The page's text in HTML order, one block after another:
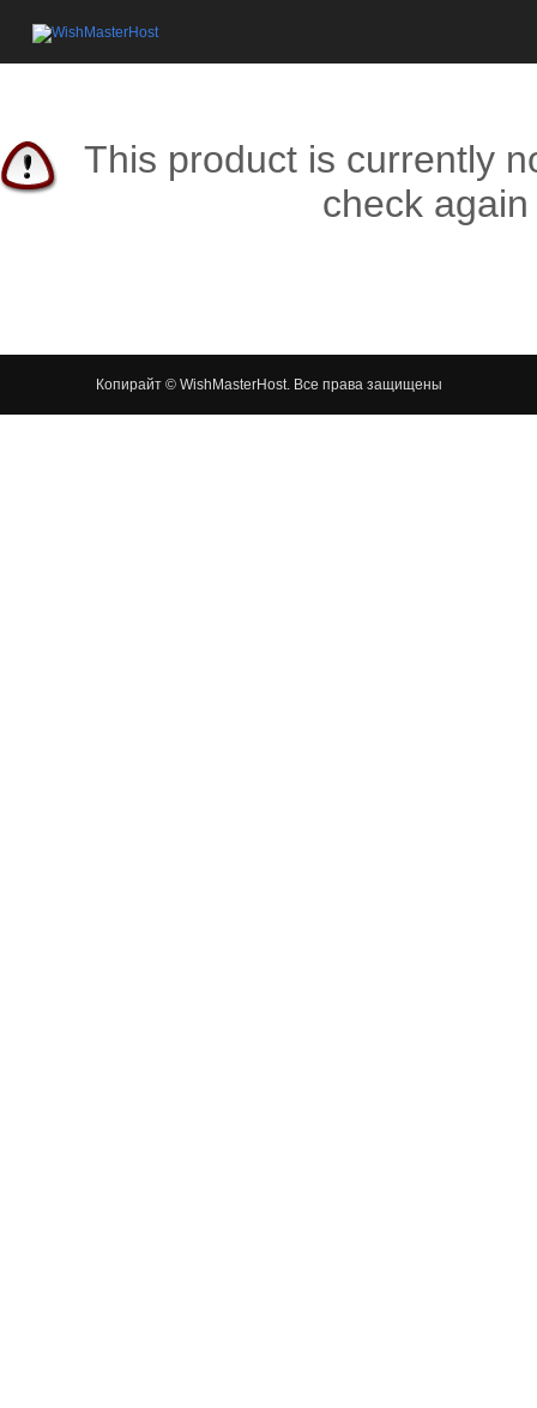
This product is currently
check
Копирайт © WishMasterHost. Все права защищены